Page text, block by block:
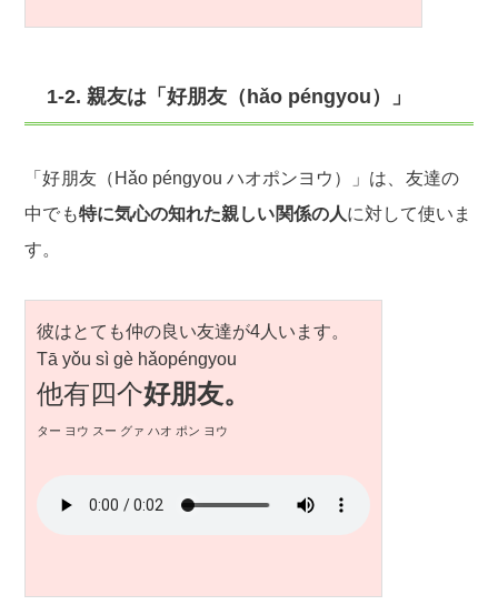
1-2. 親友は「好朋友（hǎo péngyou）」
「好朋友（Hǎo péngyou ハオポンヨウ）」は、友達の
中でも特に気心の知れた親しい関係の人に対して使いま
す。
彼はとても仲の良い友達が4人います。
Tā yǒu sì gè hǎopéngyou
他有四个好朋友。
ター ヨウ スー グァ ハオ ポン ヨウ